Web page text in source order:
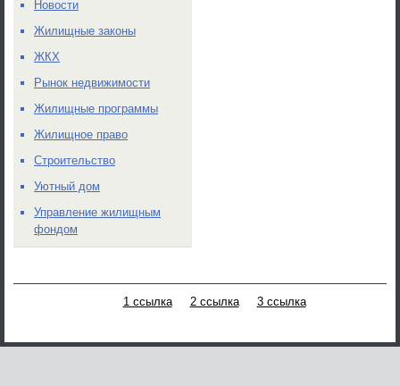
Новости
Жилищные законы
ЖКХ
Рынок недвижимости
Жилищные программы
Жилищное право
Строительство
Уютный дом
Управление жилищным
фондом
1 ссылка 2 ссылка 3 ссылка